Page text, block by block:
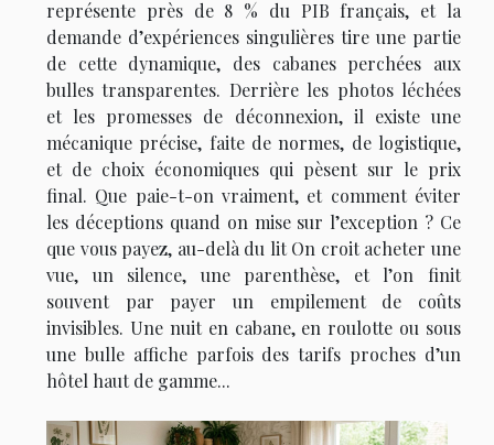
représente près de 8 % du PIB français, et la
demande d’expériences singulières tire une partie
de cette dynamique, des cabanes perchées aux
bulles transparentes. Derrière les photos léchées
et les promesses de déconnexion, il existe une
mécanique précise, faite de normes, de logistique,
et de choix économiques qui pèsent sur le prix
final. Que paie-t-on vraiment, et comment éviter
les déceptions quand on mise sur l’exception ? Ce
que vous payez, au-delà du lit On croit acheter une
vue, un silence, une parenthèse, et l’on finit
souvent par payer un empilement de coûts
invisibles. Une nuit en cabane, en roulotte ou sous
une bulle affiche parfois des tarifs proches d’un
hôtel haut de gamme...